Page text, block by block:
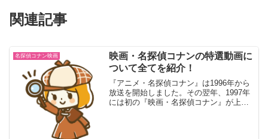
関連記事
名探偵コナン映画
映画・名探偵コナンの特選動画に
ついて全てを紹介！
『アニメ・名探偵コナン』は1996年から
放送を開始しました。その翌年、1997年
には初の『映画・名探偵コナン』が上映